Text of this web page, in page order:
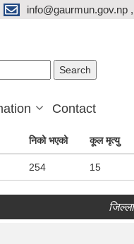
info@gaurmun.gov.np
Contact
निको भएको कूल मृत्यु
254 15
जिल्ला